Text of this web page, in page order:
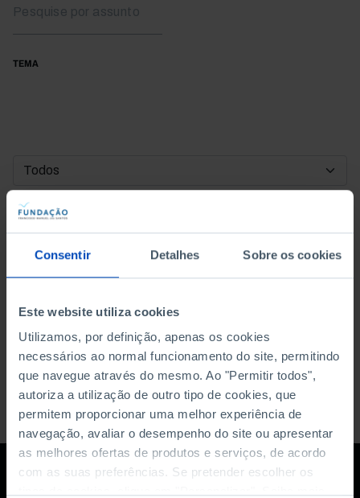
Consentir Detalhes Sobre os cookies
Este website utiliza cookies
Utilizamos, por definição, apenas os cookies
necessários ao normal funcionamento do site, permitindo
que navegue através do mesmo. Ao "Permitir todos",
autoriza a utilização de outro tipo de cookies, que
permitem proporcionar uma melhor experiência de
navegação, avaliar o desempenho do site ou apresentar
as melhores ofertas de produtos e serviços, de acordo
com as suas preferências. Se pretender escolher os
TEMA
DATA DE INÍCIO
DATA DE FIM